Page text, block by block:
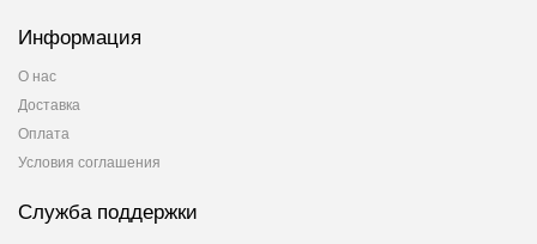
Информация
О нас
Доставка
Оплата
Условия соглашения
Служба поддержки